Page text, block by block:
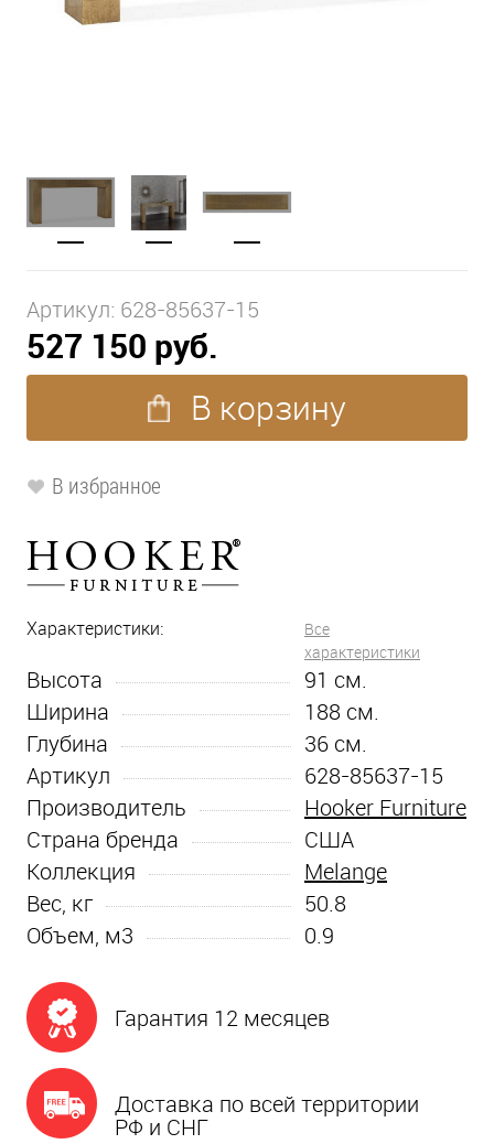
Артикул: 628-85637-15
527 150 руб.
В корзину
В избранное
Характеристики:
Все
характеристики
Высота 91 см.
Ширина
188 см.
Глубина
36 см.
Артикул
628-85637-15
Производитель
Hooker Furniture
Страна бренда
США
Коллекция
Melange
Вес, кг
50.8
Объем, м3
0.9
Гарантия 12 месяцев
Доставка по всей территории
РФ и СНГ